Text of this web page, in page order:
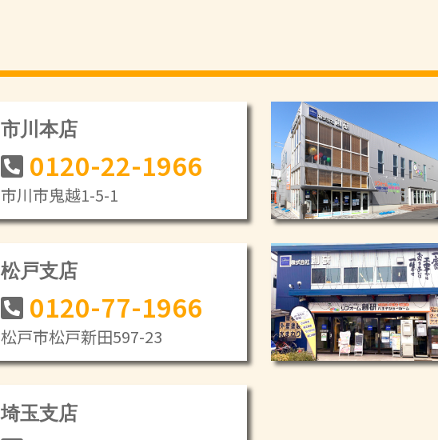
市川本店
0120-22-1966
市川市鬼越1-5-1
松戸支店
0120-77-1966
松戸市松戸新田597-23
埼玉支店